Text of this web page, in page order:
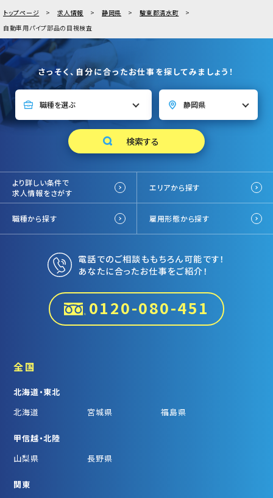
トップページ 求人情報 静岡県
駿東郡清水町
自動車用パイプ部品の目視検査
さっそく、自分に合ったお仕事を探してみましょう！
より詳しい条件で
求人情報をさがす
エリアから探す
職種から探す 雇用形態から探す
電話でのご相談ももちろん可能です！
あなたに合ったお仕事をご紹介！
0120-080-451
全国
北海道・東北
北海道
宮城県 福島県
甲信越・北陸
山梨県
長野県
関東